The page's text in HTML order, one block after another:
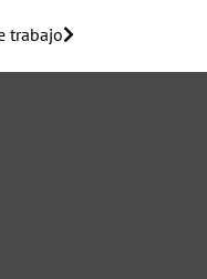
trabajo